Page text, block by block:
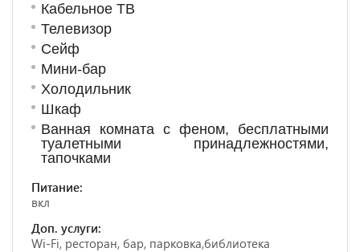
Кабельное ТВ
Телевизор
Сейф
Мини-бар
Холодильник
Шкаф
Ванная комната с феном, бесплатными
туалетными принадлежностями,
тапочками
Питание:
вкл
Доп. услуги:
Wi-Fi, ресторан, бар, парковка,библиотека